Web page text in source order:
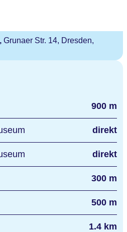
Grunaer Str. 14, Dresden,
900 m
direkt
direkt
300 m
500 m
1.4 km